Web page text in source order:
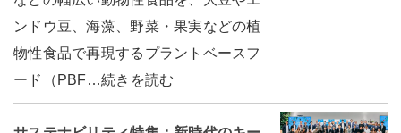
ンドウ豆、海藻、野菜・果実などの植
物性食品で再現するプラントベースフ
ード（PBF…続きを読む